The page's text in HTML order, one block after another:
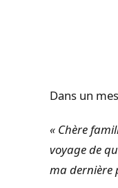
Dans un
« Chère
voyage de
ma dernière